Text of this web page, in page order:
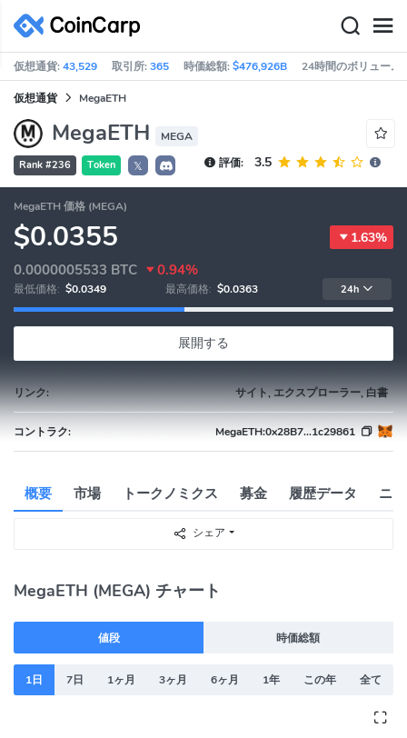
仮想通貨:43,529 取引所:365 時価総額:$476,926B 24時間のボリューム:
仮想通貨 MegaETH
MegaETH MEGA
Rank #236 Token 𝕏 評価: 3.5
MegaETH 価格 (MEGA)
$0.0355 1.63%
0.0000005533 BTC 0.94%
最低価格: $0.0349 最高価格: $0.0363 24h
展開する
リンク: サイト, エクスプローラー, 白書
コントラク: MegaETH:0x28B7...1c29861
概要 市場 トークノミクス 募金 履歴データ ニ
シェア
MegaETH (MEGA) チャート
値段 時価総額
1日 7日 1ヶ月 3ヶ月 6ヶ月 1年 この年 全て